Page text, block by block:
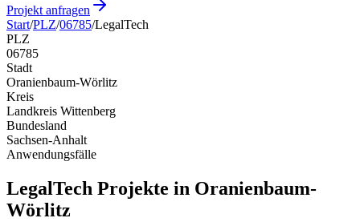
Projekt anfragen
Start/PLZ/06785/LegalTech
PLZ
06785
Stadt
Oranienbaum-Wörlitz
Kreis
Landkreis Wittenberg
Bundesland
Sachsen-Anhalt
Anwendungsfälle
LegalTech Projekte in Oranienbaum-
Wörlitz